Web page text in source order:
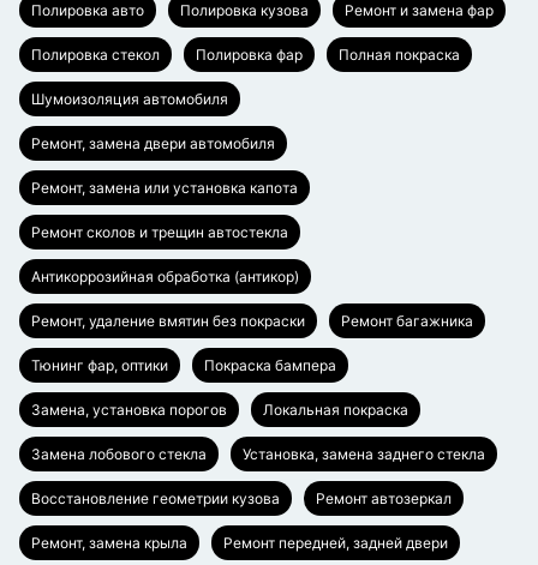
Полировка авто Полировка кузова Ремонт и замена фар
Полировка стекол Полировка фар Полная покраска
Шумоизоляция автомобиля
Ремонт, замена двери автомобиля
Ремонт, замена или установка капота
Ремонт сколов и трещин автостекла
Антикоррозийная обработка (антикор)
Ремонт, удаление вмятин без покраски Ремонт багажника
Тюнинг фар, оптики Покраска бампера
Замена, установка порогов Локальная покраска
Замена лобового стекла Установка, замена заднего стекла
Восстановление геометрии кузова Ремонт автозеркал
Ремонт, замена крыла Ремонт передней, задней двери